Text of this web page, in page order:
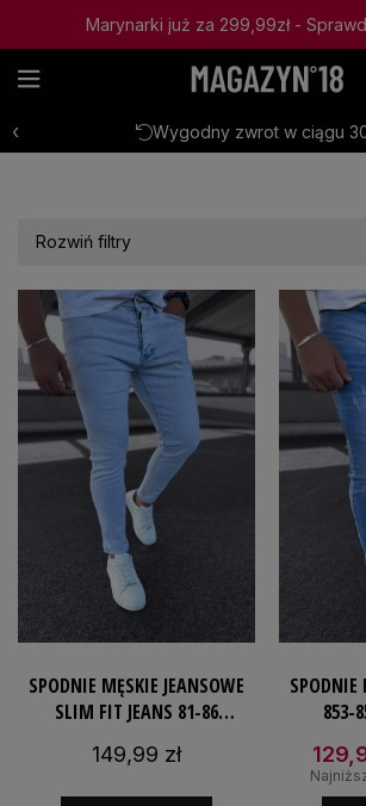
Letnie modele jeansów --> Kliknij
Szybka wysyłka w ciągu 1-
‹
Rozwiń filtry
SPODNIE MĘSKIE JEANSOWE
SLIM FIT JEANS 81-86
149,99 zł
SPODNIE
853-